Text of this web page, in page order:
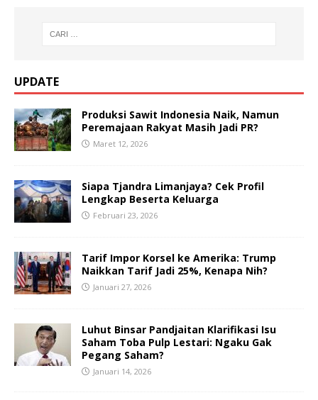
UPDATE
Produksi Sawit Indonesia Naik, Namun
Peremajaan Rakyat Masih Jadi PR?
Maret 12, 2026
Siapa Tjandra Limanjaya? Cek Profil
Lengkap Beserta Keluarga
Februari 23, 2026
Tarif Impor Korsel ke Amerika: Trump
Naikkan Tarif Jadi 25%, Kenapa Nih?
Januari 27, 2026
Luhut Binsar Pandjaitan Klarifikasi Isu
Saham Toba Pulp Lestari: Ngaku Gak
Pegang Saham?
Januari 14, 2026